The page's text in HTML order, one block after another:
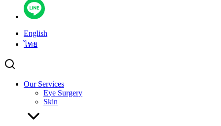
English
ไทย
Our Services
Eye Surgery
Skin